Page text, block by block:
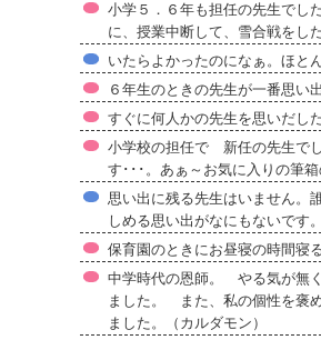
小学５．６年も担任の先生でし
に、授業中断して、雪合戦をし
いたらよかったのになぁ。ほと
６年生のときの先生が一番思い
すぐに何人かの先生を思いだし
小学校の担任で 新任の先生で
す･･･。あぁ～お気に入りの筆
思い出に残る先生はいません。
しめる思い出がなにもないです
保育園のときにお昼寝の時間寝
中学時代の恩師。 やる気が無
ました。 また、私の個性を褒
ました。（カルダモン）